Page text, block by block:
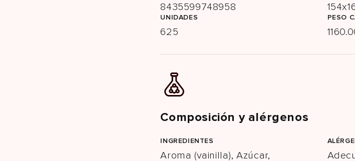
8435599748958
UNIDADES
625
PESO
Composición y alérgenos
INGREDIENTES
Aroma (vainilla), Azúcar,